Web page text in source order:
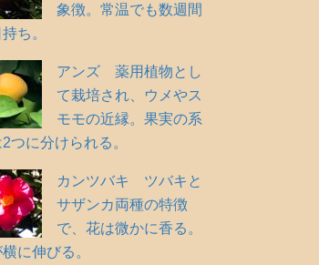
象徴。常温でも数週間
ち。
アンズ 薬用植物とし
て栽培され、ウメやス
モモの近縁。果実の系
つに分けられる。
カンツバキ ツバキと
サザンカ両種の特徴
で、花は微かに香る。
に伸びる。